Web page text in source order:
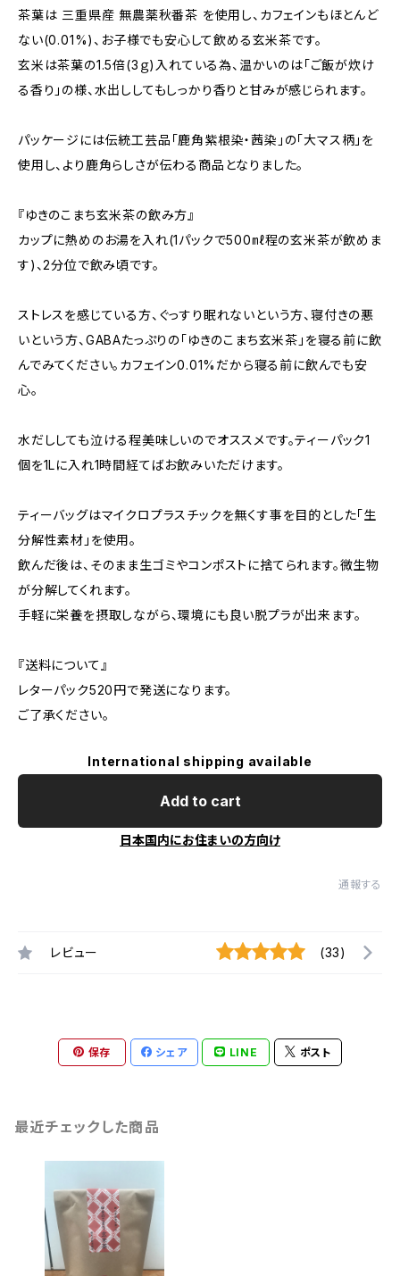
茶葉は 三重県産 無農薬秋番茶 を使用し、カフェインもほとんど
ない(0.01%)、お子様でも安心して飲める玄米茶です。
玄米は茶葉の1.5倍(3ｇ)入れている為、温かいのは「ご飯が炊け
る香り」の様、水出ししてもしっかり香りと甘みが感じられます。
パッケージには伝統工芸品「鹿角紫根染・茜染」の「大マス柄」を
使用し、より鹿角らしさが伝わる商品となりました。
『ゆきのこまち玄米茶の飲み方』
カップに熱めのお湯を入れ(1パックで500㎖程の玄米茶が飲めま
す)、2分位で飲み頃です。
ストレスを感じている方、‎ぐっすり眠れないという方、寝付きの悪
いという方、GABAたっぷりの「ゆきのこまち玄米茶」を寝る前に飲
んでみてください。カフェイン0.01%だから寝る前に飲んでも安
心。
水だししても泣ける程美味しいのでオススメです。ティーパック1
個を1Lに入れ1時間経てばお飲みいただけます。
‎ティーバッグはマイクロプラスチックを無くす事を目的とした「生
分解性素材」を使用。
飲んだ後は、そのまま生ゴミやコンポストに捨てられます。微生物
が分解してくれます。
手軽に栄養を摂取しながら、環境にも良い脱プラが出来ます。
『送料について』
レターパック520円で発送になります。
ご了承ください。
International shipping available
Add to cart
日本国内にお住まいの方向け
通報する
レビュー (33)
保存 シェア LINE ポスト
最近チェックした商品